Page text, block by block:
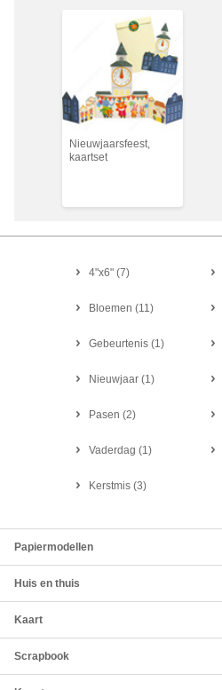
Nieuwjaarsfeest,
kaartset
4"x6" (7)
Bloemen (11)
Gebeurtenis (1)
Nieuwjaar (1)
Pasen (2)
Vaderdag (1)
Kerstmis (3)
Papiermodellen
Huis en thuis
Kaart
Scrapbook